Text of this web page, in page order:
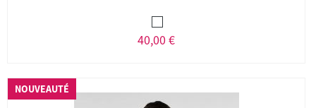
40,00 €
NOUVEAUTÉ